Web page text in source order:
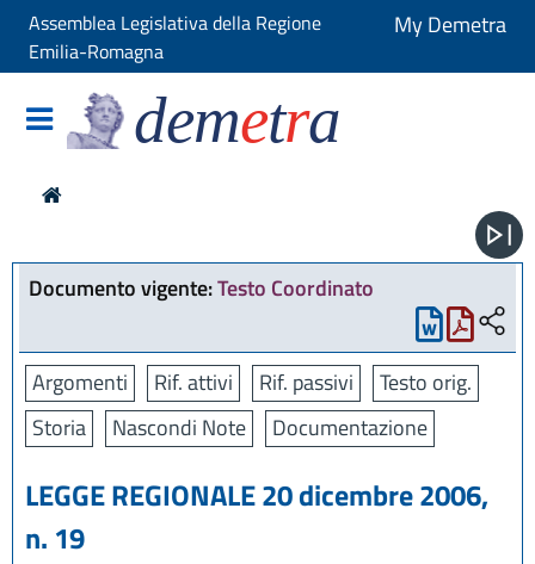
Assemblea Legislativa della Regione
Emilia-Romagna
My Demetra
demetra
Documento vigente:Testo Coordinato
Argomenti Rif. attivi Rif. passivi
Testo orig.
Storia
Nascondi Note Documentazione
LEGGE REGIONALE 20 dicembre 2006,
n. 19